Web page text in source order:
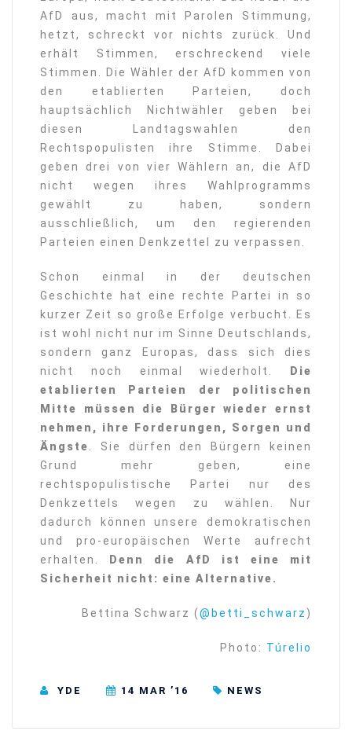
AfD aus, macht mit Parolen Stimmung,
hetzt, schreckt vor nichts zurück. Und
erhält Stimmen, erschreckend viele
Stimmen. Die Wähler der AfD kommen von
den etablierten Parteien, doch
hauptsächlich Nichtwähler geben bei
diesen Landtagswahlen den
Rechtspopulisten ihre Stimme. Dabei
geben drei von vier Wählern an, die AfD
nicht wegen ihres Wahlprogramms
gewählt zu haben, sondern
ausschließlich, um den regierenden
Parteien einen Denkzettel zu verpassen.
Schon einmal in der deutschen
Geschichte hat eine rechte Partei in so
kurzer Zeit so große Erfolge verbucht. Es
ist wohl nicht nur im Sinne Deutschlands,
sondern ganz Europas, dass sich dies
nicht noch einmal wiederholt.
Die
etablierten Parteien der politischen
Mitte müssen die Bürger wieder ernst
nehmen, ihre Forderungen, Sorgen und
Ängste
. Sie dürfen den Bürgern keinen
Grund mehr geben, eine
rechtspopulistische Partei nur des
Denkzettels wegen zu wählen. Nur
dadurch können unsere demokratischen
und pro-europäischen Werte aufrecht
erhalten.
Denn die AfD ist eine mit
Sicherheit nicht: eine Alternative.
Bettina Schwarz (@betti_schwarz )
Photo: Túrelio
YDE 14 MAR ’16 NEWS